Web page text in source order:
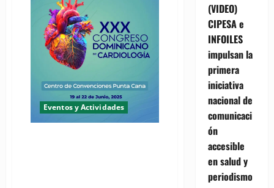
Noveno
Congreso
en
Punta
Cana
Eventos y Actividades
(VIDEO)
CIPESA e
INFOILES
impulsan la
primera
iniciativa
nacional de
comunicaci
ón
accesible
en salud y
periodismo